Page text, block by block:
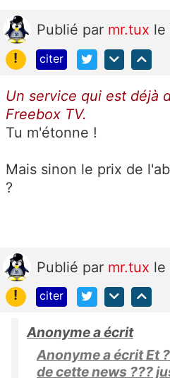
Publié par mr.tux le
!
citer
Un service qui est déjà
Freebox TV.
Tu m'étonne !
Mais sinon le prix de
?
Publié par mr.tux le
!
citer
Anonyme a écrit
Anonyme a écrit Et
de cette news ???